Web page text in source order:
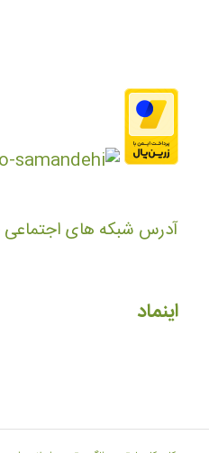
آدرس شبکه های اجتماعی
اینماد